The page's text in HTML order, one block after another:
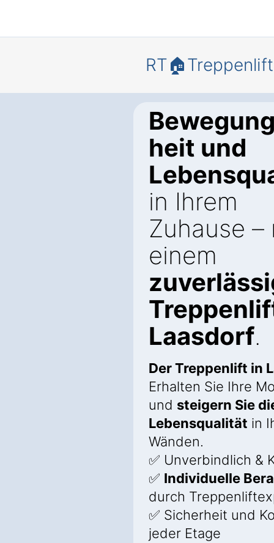
RT🏠Treppenlift
heit und
in Ihrem
Zuhause –
einem
Laasdorf.
Der Treppenlift in
Erhalten Sie Ihre
und steigern Sie
Lebensqualität in
Wänden.
✅ Unverbindlich &
✅ Individuelle
durch
✅ Sicherheit und
jeder Etage